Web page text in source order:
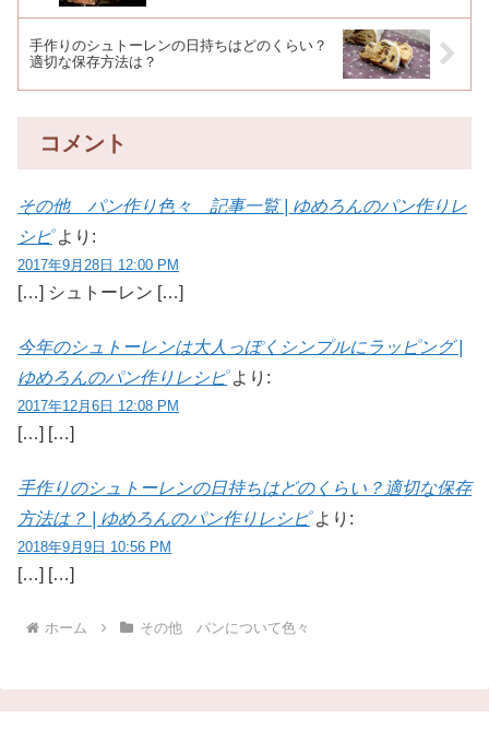
手作りのシュトーレンの日持ちはどのくらい？
適切な保存方法は？
コメント
その他 パン作り色々 記事一覧 | ゆめろんのパン作りレ
シピ より:
2017年9月28日 12:00 PM
[…] シュトーレン […]
今年のシュトーレンは大人っぽくシンプルにラッピング |
ゆめろんのパン作りレシピ より:
2017年12月6日 12:08 PM
[…] […]
手作りのシュトーレンの日持ちはどのくらい？適切な保存
方法は？ | ゆめろんのパン作りレシピ より:
2018年9月9日 10:56 PM
[…] […]
ホーム その他 パンについて色々